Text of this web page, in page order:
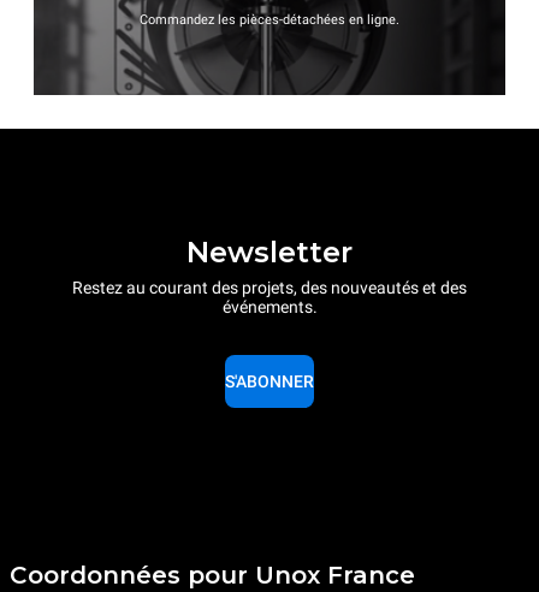
Commandez les pièces-détachées en ligne.
Newsletter
Restez au courant des projets, des nouveautés et des
événements.
S'ABONNER
Coordonnées pour Unox France